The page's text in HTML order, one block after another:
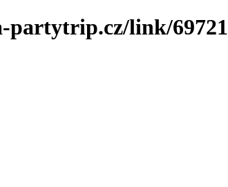
partytrip.cz/link/69721